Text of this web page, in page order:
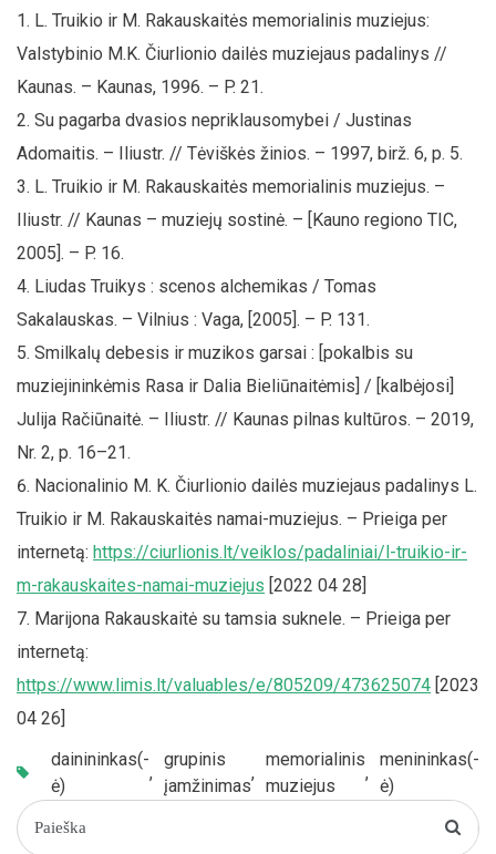
L. Truikio ir M. Rakauskaitės memorialinis muziejus:
Valstybinio M.K. Čiurlionio dailės muziejaus padalinys //
Kaunas. – Kaunas, 1996. – P. 21.
Su pagarba dvasios nepriklausomybei / Justinas
Adomaitis. – Iliustr. // Tėviškės žinios. – 1997, birž. 6, p. 5.
L. Truikio ir M. Rakauskaitės memorialinis muziejus. –
Iliustr. // Kaunas – muziejų sostinė. – [Kauno regiono TIC,
2005]. – P. 16.
Liudas Truikys : scenos alchemikas / Tomas
Sakalauskas. – Vilnius : Vaga, [2005]. – P. 131.
Smilkalų debesis ir muzikos garsai : [pokalbis su
muziejininkėmis Rasa ir Dalia Bieliūnaitėmis] / [kalbėjosi]
Julija Račiūnaitė. – Iliustr. // Kaunas pilnas kultūros. – 2019,
Nr. 2, p. 16–21.
Nacionalinio M. K. Čiurlionio dailės muziejaus padalinys L.
Truikio ir M. Rakauskaitės namai-muziejus. – Prieiga per
internetą: https://ciurlionis.lt/veiklos/padaliniai/l-truikio-ir-
m-rakauskaites-namai-muziejus [2022 04 28]
Marijona Rakauskaitė su tamsia suknele. – Prieiga per
internetą:
https://www.limis.lt/valuables/e/805209/473625074 [2023
04 26]
dainininkas(-
ė)
,
grupinis
įamžinimas
,
memorialinis
muziejus
,
menininkas(-
ė)